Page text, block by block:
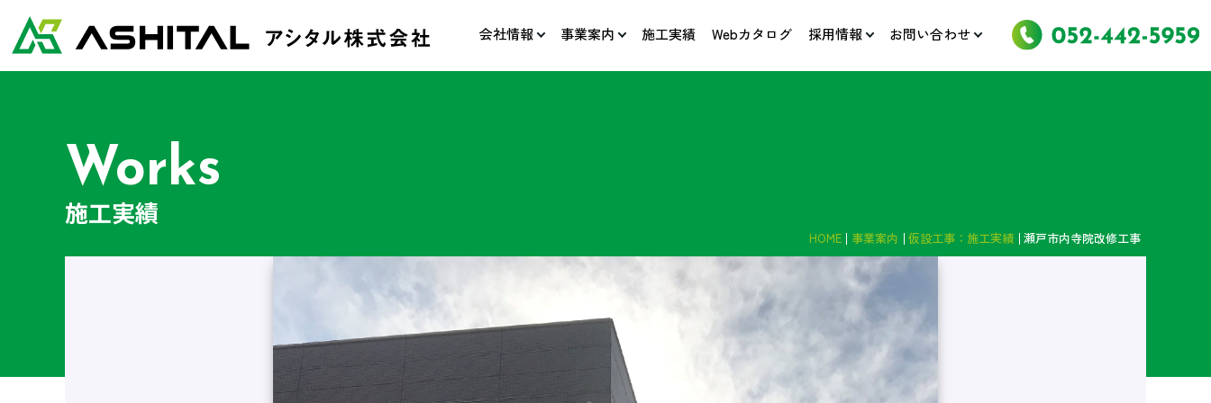
会社情報 事業案内 施工実績 Webカタログ 採用情報 お問い合わせ
Works
施工実績
HOME 事業案内 仮設工事：施工実績 瀬戸市内寺院改修工事